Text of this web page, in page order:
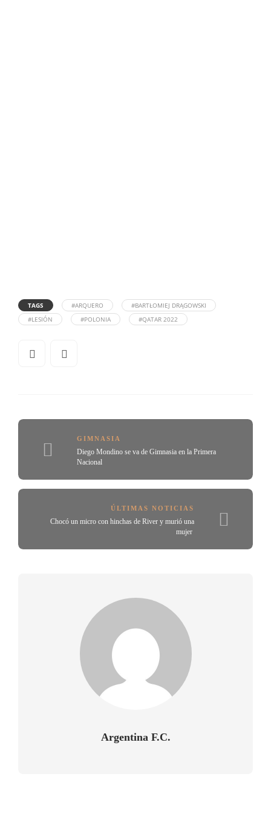
TAGS #ARQUERO
#BARTŁOMIEJ DRĄGOWSKI
#LESIÓN
#POLONIA #QATAR 2022
GIMNASIA
Diego Mondino se va de Gimnasia en la Primera
Nacional
ÚLTIMAS NOTICIAS
Chocó un micro con hinchas de River y murió una
mujer
Argentina F.C.